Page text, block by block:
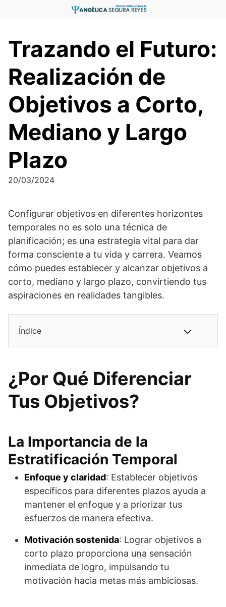
Trazando el Futuro:
Realización de
Objetivos a Corto,
Mediano y Largo
Plazo
20/03/2024
Configurar objetivos en diferentes horizontes
temporales no es solo una técnica de
planificación; es una estrategia vital para dar
forma consciente a tu vida y carrera. Veamos
cómo puedes establecer y alcanzar objetivos a
corto, mediano y largo plazo, convirtiendo tus
aspiraciones en realidades tangibles.
Índice
¿Por Qué Diferenciar
Tus Objetivos?
La Importancia de la
Estratificación Temporal
Enfoque y claridad: Establecer objetivos
específicos para diferentes plazos ayuda a
mantener el enfoque y a priorizar tus
esfuerzos de manera efectiva.
Motivación sostenida: Lograr objetivos a
corto plazo proporciona una sensación
inmediata de logro, impulsando tu
motivación hacia metas más ambiciosas.